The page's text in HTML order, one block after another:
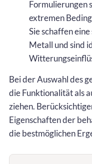
Formulierungen
extremen
Sie schaffen
Metall und sind
Bei der Auswahl des
die Funktionalität als
ziehen.
Eigenschaften der
die bestmöglichen